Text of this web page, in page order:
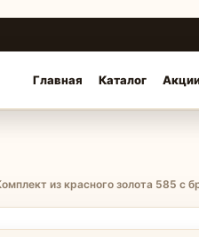
Главная Каталог
из красного золота 585 с